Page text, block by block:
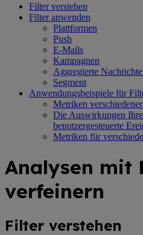
Filter verstehen
Filter anwenden
Plattformen
Push
E-Mails
Kampagnen
Aggregierte
Segment
Anwendungsbeispiele für
Metriken
Die Auswirkungen
benutzergesteuerte
Metriken für
Analysen mit
verfeinern
Filter verstehen